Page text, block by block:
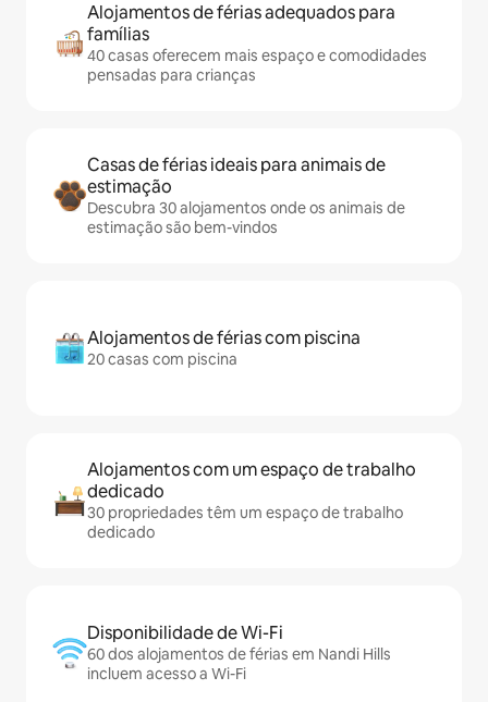
Alojamentos de férias adequados para
famílias
40 casas oferecem mais espaço e comodidades
pensadas para crianças
Casas de férias ideais para animais de
estimação
Descubra 30 alojamentos onde os animais de
estimação são bem-vindos
Alojamentos de férias com piscina
20 casas com piscina
Alojamentos com um espaço de trabalho
dedicado
30 propriedades têm um espaço de trabalho
dedicado
Disponibilidade de Wi-Fi
60 dos alojamentos de férias em Nandi Hills
incluem acesso a Wi-Fi